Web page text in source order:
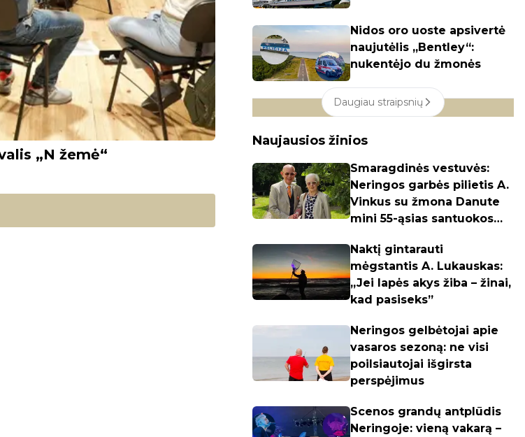
„N žemė“
Nidos oro uoste apsivertė
naujutėlis „Bentley“:
nukentėjo du žmonės
Daugiau straipsnių
Naujausios žinios
Smaragdinės vestuvės:
Neringos garbės pilietis A.
Vinkus su žmona Danute
mini 55-ąsias santuokos
Naktį gintarauti
mėgstantis A. Lukauskas:
„Jei lapės akys žiba – žinai,
kad pasiseks”
Neringos gelbėtojai apie
vasaros sezoną: ne visi
poilsiautojai išgirsta
perspėjimus
Scenos grandų antplūdis
Neringoje: vieną vakarą –